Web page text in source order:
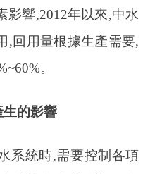
影響,2012年以來,中水
,回用量根據生產需要,
。
的影響
系統時,需要控制各項